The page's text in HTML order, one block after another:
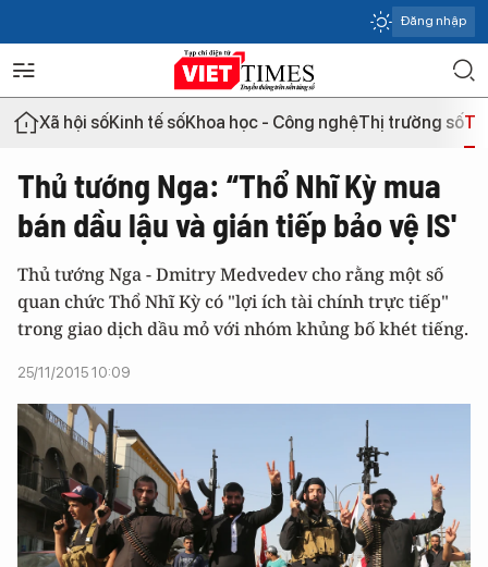
Đăng nhập
Xã hội sốKinh tế sốKhoa học - Công nghệThị trường số
Thủ tướng Nga: “Thổ Nhĩ Kỳ mua
bán dầu lậu và gián tiếp bảo vệ IS'
Thủ tướng Nga - Dmitry Medvedev cho rằng một số
quan chức Thổ Nhĩ Kỳ có "lợi ích tài chính trực tiếp"
trong giao dịch dầu mỏ với nhóm khủng bố khét tiếng.
25/11/2015 10:09